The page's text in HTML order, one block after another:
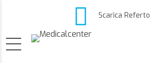
Scarica Referto